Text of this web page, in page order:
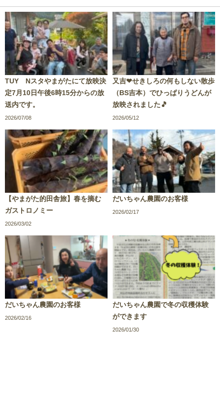
TUY Nスタやまがたにて放映決
定7月10日午後6時15分からの放
送内です。
2026/07/08
又吉❤せきしろの何もしない散歩
（BS吉本）でひっぱりうどんが
放映されました🎵
2026/05/12
【やまがた的田舎旅】春を摘む
ガストロノミー
2026/03/02
だいちゃん農園のお客様
2026/02/17
だいちゃん農園のお客様
2026/02/16
だいちゃん農園で冬の収穫体験
ができます
2026/01/30